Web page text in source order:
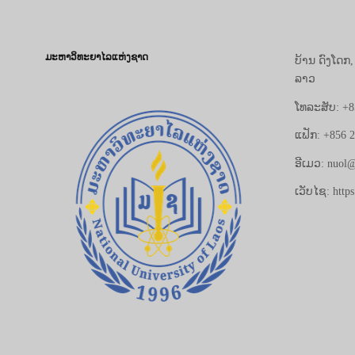
ມະຫາວິທະຍາໄລແຫ່ງຊາດ
ບ້ານ ດົງໂດກ
ລາວ
ໂທລະສັບ:
ແຟັກ: +856
ອີເມວ:
ເວັບໄຊ: